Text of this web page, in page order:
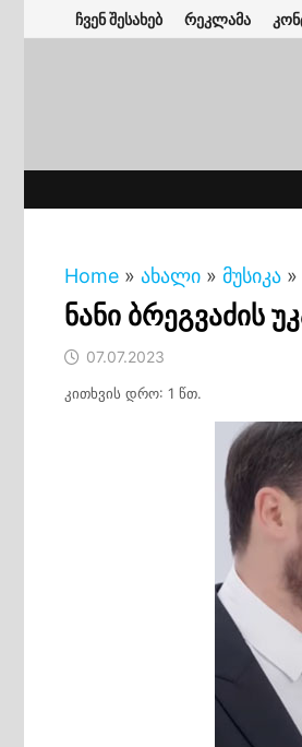
to
ჩვენ შესახებ რეკლამა
Home » ახალი » მუსიკა »
ნანი ბრეგვაძის
07.07.2023
კითხვის დრო: 1 წთ.